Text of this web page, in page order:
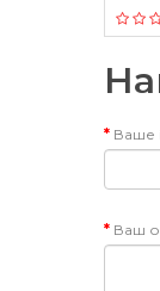
Ваше
Ваш